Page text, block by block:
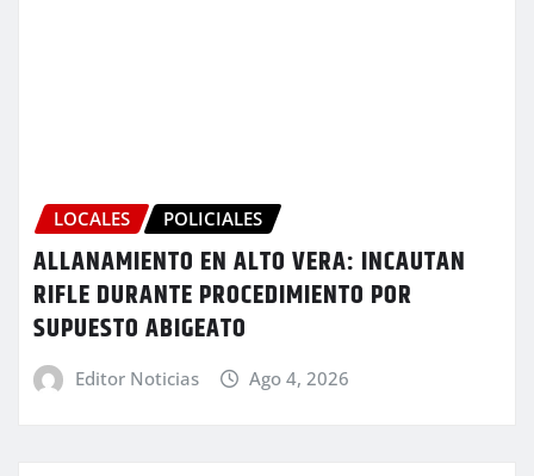
LOCALES POLICIALES
ALLANAMIENTO EN ALTO VERA: INCAUTAN
RIFLE DURANTE PROCEDIMIENTO POR
SUPUESTO ABIGEATO
Editor Noticias Ago 4, 2026